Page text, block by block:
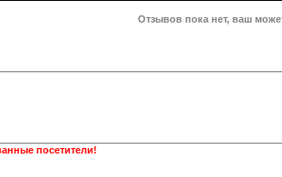
Отзывов пока нет, ваш
посетители!